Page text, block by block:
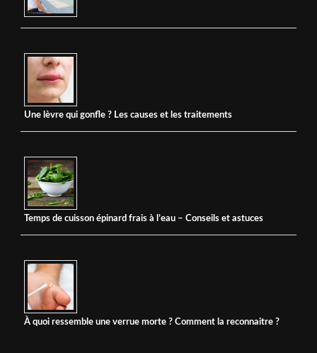
Une lèvre qui gonfle ? Les causes et les traitements
Temps de cuisson épinard frais à l’eau – Conseils et astuces
À quoi ressemble une verrue morte ? Comment la reconnaitre ?